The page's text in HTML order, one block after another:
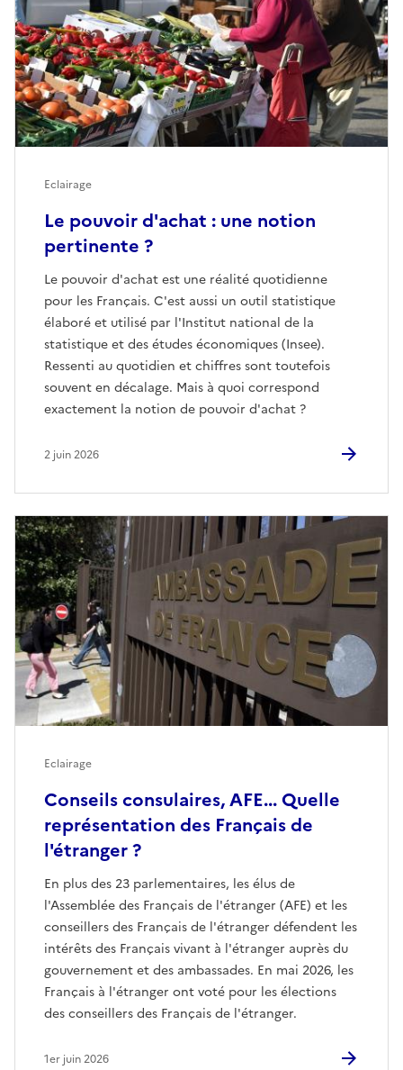
Le pouvoir d'achat : une notion
pertinente ?
Le pouvoir d'achat est une réalité quotidienne
pour les Français. C'est aussi un outil statistique
élaboré et utilisé par l'Institut national de la
statistique et des études économiques (Insee).
Ressenti au quotidien et chiffres sont toutefois
souvent en décalage. Mais à quoi correspond
exactement la notion de pouvoir d'achat ?
Eclairage
2 juin 2026
Conseils consulaires, AFE... Quelle
représentation des Français de
l'étranger ?
En plus des 23 parlementaires, les élus de
l'Assemblée des Français de l'étranger (AFE) et les
conseillers des Français de l'étranger défendent les
intérêts des Français vivant à l'étranger auprès du
gouvernement et des ambassades. En mai 2026, les
Français à l'étranger ont voté pour les élections
des conseillers des Français de l'étranger.
Eclairage
1er juin 2026